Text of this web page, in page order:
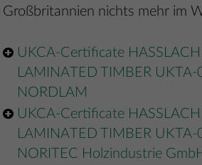
Großbritannien nichts mehr im
UKCA-Certificate
LAMINATED TIMBER
NORDLAM
UKCA-Certificate
LAMINATED TIMBER
NORITEC Holzindustrie